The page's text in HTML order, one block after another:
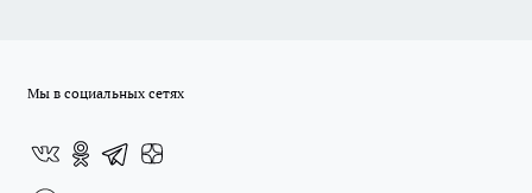
Мы в социальных сетях